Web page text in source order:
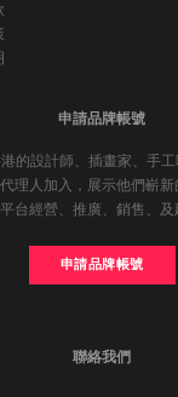
申請品牌帳號
的設計師、插畫家、手
理人加入，展示他們嶄
台經營、推廣、銷售、及
申請品牌帳號
聯絡我們